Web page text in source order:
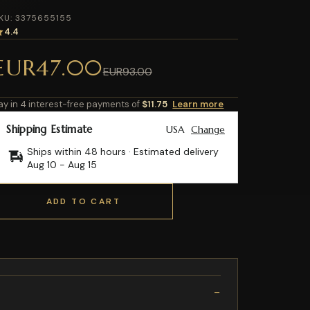
3375655155
4.4
EUR93.00
in 4 interest-free payments of $11.75 Learn more
Shipping Estimate USA Change
Ships within 48 hours · Estimated delivery
Aug 10 -Aug 15
ADD TO CART